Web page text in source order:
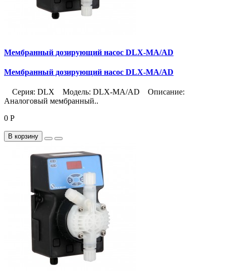
Мембранный дозирующий насос DLX-MA/AD
Мембранный дозирующий насос DLX-MA/AD
Серия: DLX Модель: DLX-MA/AD Описание:
Аналоговый мембранный..
0 Р
В корзину